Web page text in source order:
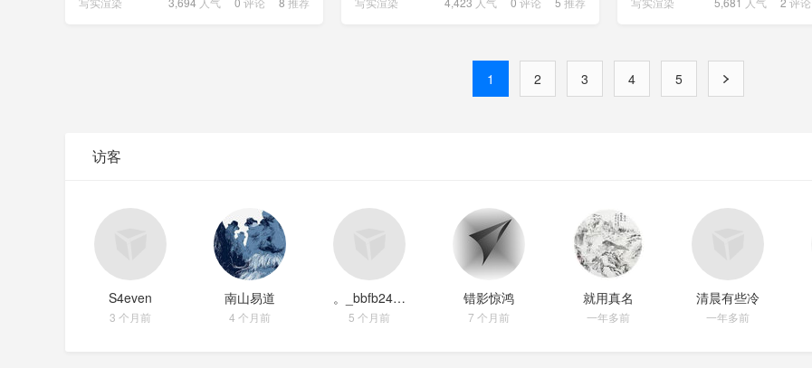
1 2 3 4 5
访客
S4even
3 个月前
南山易道
4 个月前
。_bbfb2483
5 个月前
错影惊鸿
7 个月前
就用真名
一年多前
清晨有些冷
一年多前